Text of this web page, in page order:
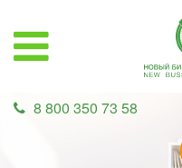
8 800 350 73 58